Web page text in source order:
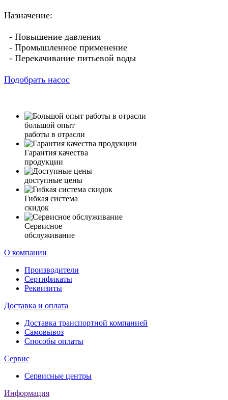
Назначение:
- Повышение давления
- Промышленное применение
- Перекачивание питьевой воды
Подобрать насос
большой опыт
работы в отрасли
Гарантия качества
продукции
доступные цены
Гибкая система
скидок
Сервисное
обслуживание
О компании
Производители
Сертификаты
Реквизиты
Доставка и оплата
Доставка транспортной компанией
Самовывоз
Способы оплаты
Сервис
Сервисные центры
Информация